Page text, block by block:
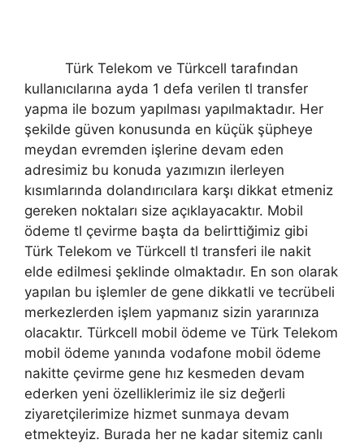
Türk Telekom ve Türkcell tarafından
kullanıcılarına ayda 1 defa verilen tl transfer
yapma ile bozum yapılması yapılmaktadır. Her
şekilde güven konusunda en küçük şüpheye
meydan evremden işlerine devam eden
adresimiz bu konuda yazımızın ilerleyen
kısımlarında dolandırıcılara karşı dikkat etmeniz
gereken noktaları size açıklayacaktır. Mobil
ödeme tl çevirme başta da belirttiğimiz gibi
Türk Telekom ve Türkcell tl transferi ile nakit
elde edilmesi şeklinde olmaktadır. En son olarak
yapılan bu işlemler de gene dikkatli ve tecrübeli
merkezlerden işlem yapmanız sizin yararınıza
olacaktır. Türkcell mobil ödeme ve Türk Telekom
mobil ödeme yanında vodafone mobil ödeme
nakitte çevirme gene hız kesmeden devam
ederken yeni özelliklerimiz ile siz değerli
ziyaretçilerimize hizmet sunmaya devam
etmekteyiz. Burada her ne kadar sitemiz canlı